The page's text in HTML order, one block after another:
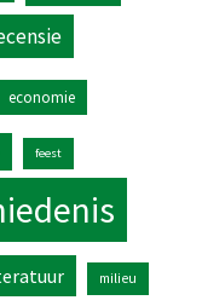
economie
feest
milieu